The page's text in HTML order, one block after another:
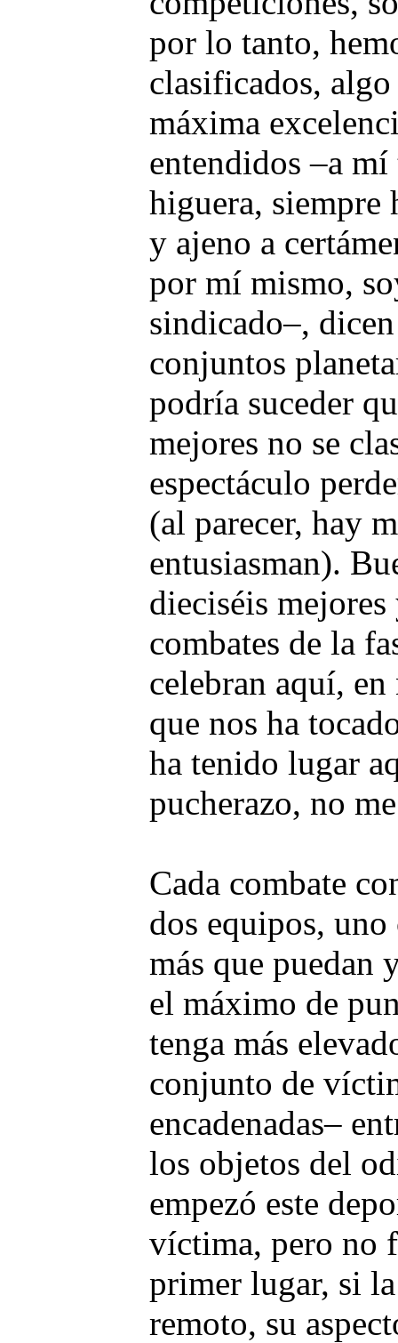
por lo tanto,
clasificados,
máxima
entendidos –a
higuera,
y ajeno a
por mí mismo,
sindicado–,
conjuntos
podría suceder
mejores no se
espectáculo
(al parecer, hay
entusiasman).
dieciséis
combates de la
celebran aquí,
que nos ha
ha tenido lugar
pucherazo, no
Cada combate
dos equipos,
más que puedan
el máximo de
tenga más
conjunto de
encadenadas–
los objetos del
empezó este
víctima, pero no
primer lugar, si
remoto, su